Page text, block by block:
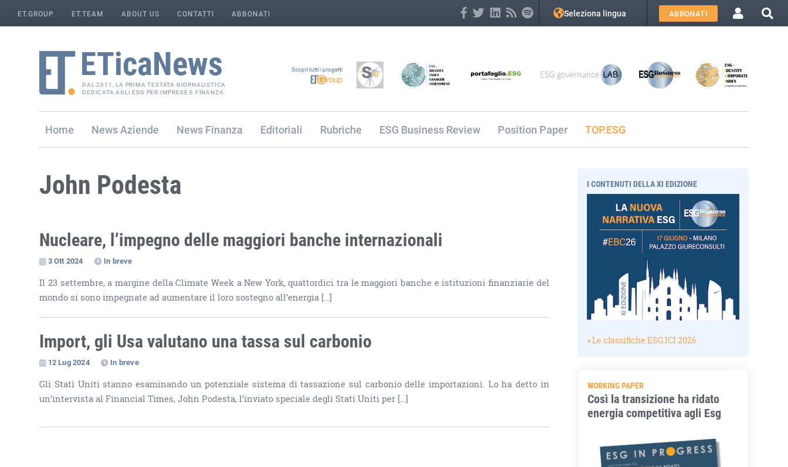
ET.GROUP ET.TEAM ABOUT US CONTATTI ABBONATI Seleziona lingua ABBONATI
DAL 2011, LA PRIMA TESTATA GIORNALISTICA
DEDICATA AGLI ESG PER IMPRESE E FINANZA
Scopri tutti i progetti
Home Aziende Finanza Editoriali Rubriche ESG Business Review Position Paper TOP.ESG
John Podesta
Nucleare, l’impegno delle maggiori banche internazionali
3 Ott 2024 In breve
Il 23 settembre, a margine della Climate Week a New York, quattordici tra le maggiori banche e istituzioni finanziarie del
mondo si sono impegnate ad aumentare il loro sostegno all’energia […]
Import, gli Usa valutano una tassa sul carbonio
12 Lug 2024 In breve
Gli Stati Uniti stanno esaminando un potenziale sistema di tassazione sul carbonio delle importazioni. Lo ha detto in
un’intervista al Financial Times, John Podesta, l’inviato speciale degli Stati Uniti per […]
I CONTENUTI DELLA XI EDIZIONE
» Le classifiche ESG.ICI 2026
WORKING PAPER
Così la transizione ha ridato
energia competitiva agli Esg